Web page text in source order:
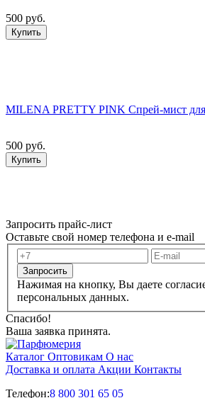
500 руб.
Купить
MILENA PRETTY PINK Спрей-мист для
500 руб.
Купить
Запросить прайс-лист
Оставьте свой номер телефона и e-mail
Запросить
Нажимая на кнопку, Вы даете
персональных данных.
Спасибо!
Ваша заявка принята.
Каталог Оптовикам О нас
Доставка и оплата Акции Контакты
Телефон:8 800 301 65 05